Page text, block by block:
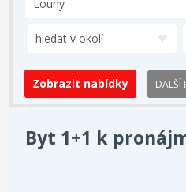
hledat v okolí
DALŠÍ
Byt 1+1 k